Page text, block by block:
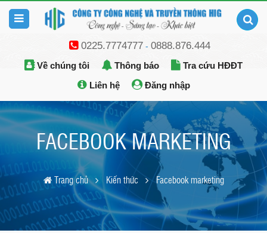
0225.7774777- 0888.876.444
Về chúng tôi Thông báo
Tra cứu HĐĐT
Liên hệ
Đăng nhập
FACEBOOK MARKETING
Trang chủ Kiến thức Facebook marketing